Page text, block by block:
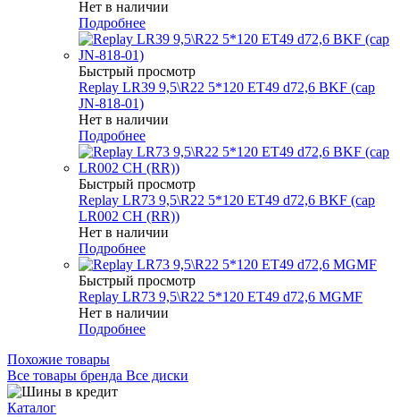
Нет в наличии
Подробнее
Быстрый просмотр
Replay LR39 9,5\R22 5*120 ET49 d72,6 BKF (cap
JN-818-01)
Нет в наличии
Подробнее
Быстрый просмотр
Replay LR73 9,5\R22 5*120 ET49 d72,6 BKF (cap
LR002 CH (RR))
Нет в наличии
Подробнее
Быстрый просмотр
Replay LR73 9,5\R22 5*120 ET49 d72,6 MGMF
Нет в наличии
Подробнее
Похожие товары
Все товары бренда Все диски
Каталог